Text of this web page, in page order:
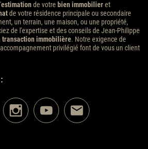
estimationde votre bien immobilieret
de votre résidence principale ou secondaire
un terrain, une maison, ou une propriété,
de l'expertise et des conseils de Jean-Philippe
transaction immobilière. Notre exigence de
privilégié font de vous un client